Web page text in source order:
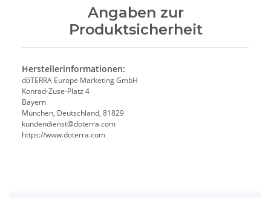
Angaben zur
Produktsicherheit
Herstellerinformationen:
dōTERRA Europe Marketing GmbH
Konrad-Zuse-Platz 4
Bayern
München, Deutschland, 81829
kundendienst@doterra.com
https://www.doterra.com